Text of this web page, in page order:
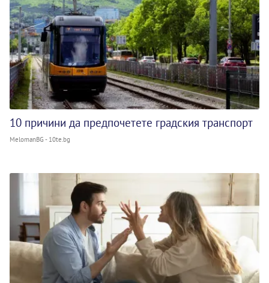
10 причини да предпочетете градския транспорт
MelomanBG - 10te.bg